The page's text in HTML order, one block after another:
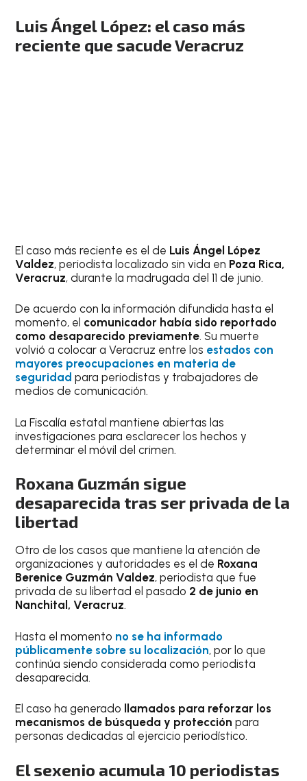
Luis Ángel López: el caso más
reciente que sacude Veracruz
El caso más reciente es el de Luis Ángel López
Valdez, periodista localizado sin vida en Poza Rica,
Veracruz, durante la madrugada del 11 de junio.
De acuerdo con la información difundida hasta el
momento, el comunicador había sido reportado
como desaparecido previamente. Su muerte
volvió a colocar a Veracruz entre los estados con
mayores preocupaciones en materia de
seguridadpara periodistas y trabajadores de
medios de comunicación.
La Fiscalía estatal mantiene abiertas las
investigaciones para esclarecer los hechos y
determinar el móvil del crimen.
Roxana Guzmán sigue
desaparecida tras ser privada de la
libertad
Otro de los casos que mantiene la atención de
organizaciones y autoridades es el de Roxana
Berenice Guzmán Valdez, periodista que fue
privada de su libertad el pasado 2 de junio en
Nanchital, Veracruz.
Hasta el momento no se ha informado
públicamente sobre su localización, por lo que
continúa siendo considerada como periodista
desaparecida.
El caso ha generado
llamados para reforzar los
mecanismos de búsqueda y protección para
personas dedicadas al ejercicio periodístico.
El sexenio acumula 10 periodistas